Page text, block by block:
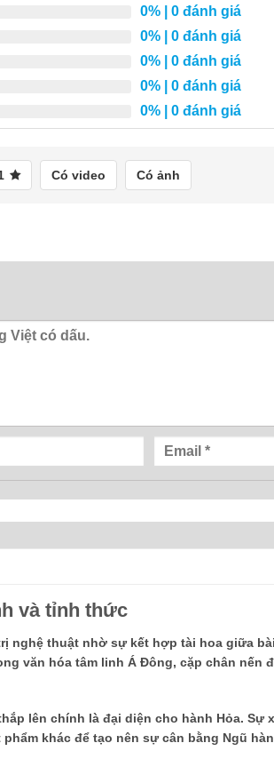
0% | 0 đánh giá
0% | 0 đánh giá
0% | 0 đánh giá
0% | 0 đánh giá
0% | 0 đánh giá
Có video Có ảnh
và tỉnh thức
nghệ thuật nhờ sự kết hợp tài hoa giữa
văn hóa tâm linh Á Đông, cặp chân nến
lên chính là đại diện cho hành Hỏa. Sự
khác để tạo nên sự cân bằng Ngũ